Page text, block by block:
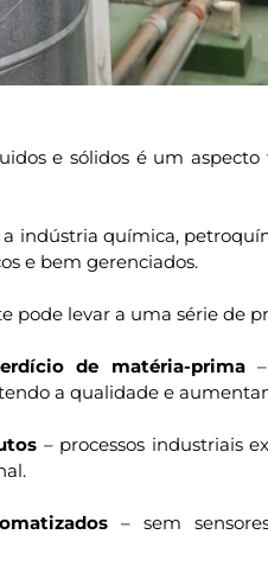
e sólidos é um
indústria química,
e bem gerenciados.
pode levar a uma série de
de matéria-prima–
a qualidade e
– processos industriais
– sem